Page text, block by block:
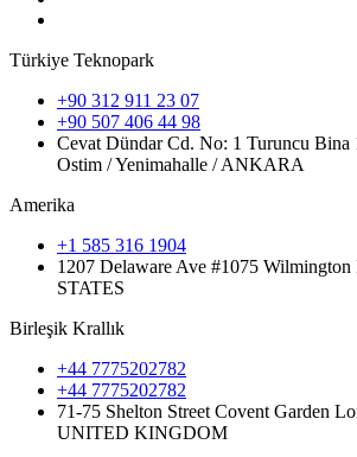
Türkiye Teknopark
+90 312 911 23 07
+90 507 406 44 98
Cevat Dündar Cd. No: 1 Turuncu
Ostim / Yenimahalle / ANKARA
Amerika
+1 585 316 1904
1207 Delaware Ave #1075
STATES
Birleşik Krallık
+44 7775202782
+44 7775202782
71-75 Shelton Street Covent Garden
UNITED KINGDOM